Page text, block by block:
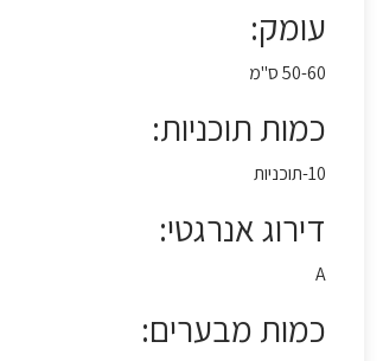
עומק:
50-60 ס"מ
כמות תוכניות:
10-תוכניות
דירוג אנרגטי:
A
כמות מבערים: